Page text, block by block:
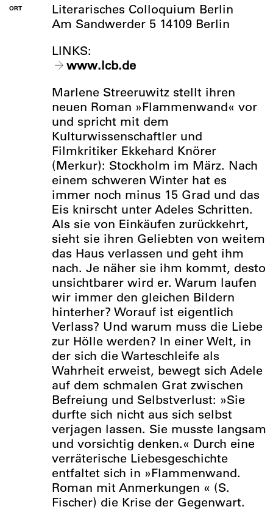
ORT
Literarisches Colloquium Berlin
Am Sandwerder 5 14109 Berlin
LINKS:
www.lcb.de
Marlene Streeruwitz stellt ihren
neuen Roman »Flammenwand« vor
und spricht mit dem
Kulturwissenschaftler und
Filmkritiker Ekkehard Knörer
(Merkur): Stockholm im März. Nach
einem schweren Winter hat es
immer noch minus 15 Grad und das
Eis knirscht unter Adeles Schritten.
Als sie von Einkäufen zurückkehrt,
sieht sie ihren Geliebten von weitem
das Haus verlassen und geht ihm
nach. Je näher sie ihm kommt, desto
unsichtbarer wird er. Warum laufen
wir immer den gleichen Bildern
hinterher? Worauf ist eigentlich
Verlass? Und warum muss die Liebe
zur Hölle werden? In einer Welt, in
der sich die Warteschleife als
Wahrheit erweist, bewegt sich Adele
auf dem schmalen Grat zwischen
Befreiung und Selbstverlust: »Sie
durfte sich nicht aus sich selbst
verjagen lassen. Sie musste langsam
und vorsichtig denken.« Durch eine
verräterische Liebesgeschichte
entfaltet sich in »Flammenwand.
Roman mit Anmerkungen « (S.
Fischer) die Krise der Gegenwart.